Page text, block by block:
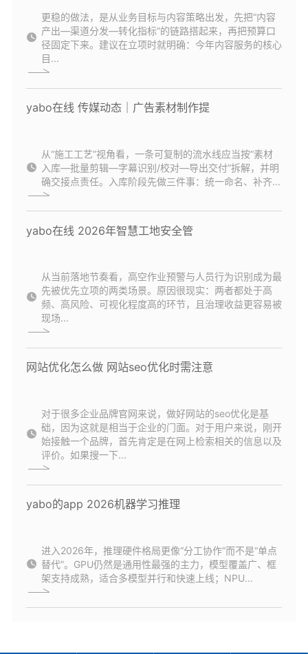
更稳的做法，是从业务目标与内容策略出发，先把“内容
产出—渠道分发—转化指标”的链路搭起来，再把预算口
径固定下来。建议在立项时就明确：今年内容服务的核心
目...
yabo在线 传媒动态｜广告素材制作提
从“施工工艺”视角看，一条可复制的流水线应当按“素材
入库—批量剪辑—字幕识别/校对—导出交付”拆解，并明
确交接点责任。入库阶段先做三件事：统一命名、补齐...
yabo在线 2026年智慧工地安全管
从当前落地节奏看，高空作业预警与人员行为识别成为最
先被优先立项的两类场景。原因很现实：两者都处于高
频、高风险、可视化程度高的环节，且治理收益更容易被
现场...
网站优化怎么做 网站seo优化时需注意
对于很多企业品牌官网来说，做好网站的seo优化是基
础，因为这就是相当于企业的门面。对于用户来说，刚开
始接触一个品牌，首先肯定是在网上检索相关的信息以及
评价。如果搜一下...
yabo的app 2026机器学习推理
进入2026年，推理硬件格局更像“分工协作”而不是“单点
替代”。GPU仍然是通用性最强的主力，模型覆盖广、框
架支持成熟，适合多模型并行和快速上线；NPU...